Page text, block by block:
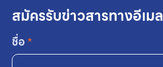
สมัครรับข่าวสารทางอีเมล
ชื่อ*